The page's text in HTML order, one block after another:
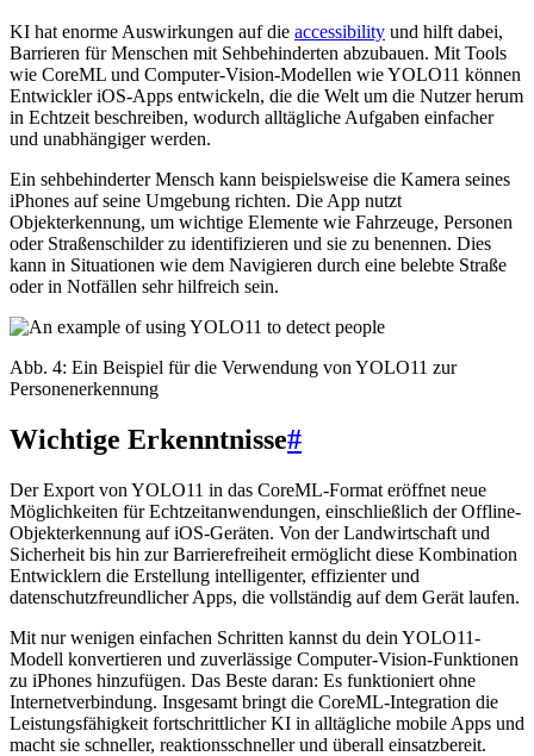
KI hat enorme Auswirkungen auf die accessibility und hilft dabei,
Barrieren für Menschen mit Sehbehinderten abzubauen. Mit Tools
wie CoreML und Computer-Vision-Modellen wie YOLO11 können
Entwickler iOS-Apps entwickeln, die die Welt um die Nutzer herum
in Echtzeit beschreiben, wodurch alltägliche Aufgaben einfacher
und unabhängiger werden.
Ein sehbehinderter Mensch kann beispielsweise die Kamera seines
iPhones auf seine Umgebung richten. Die App nutzt
Objekterkennung, um wichtige Elemente wie Fahrzeuge, Personen
oder Straßenschilder zu identifizieren und sie zu benennen. Dies
kann in Situationen wie dem Navigieren durch eine belebte Straße
oder in Notfällen sehr hilfreich sein.
Abb. 4: Ein Beispiel für die Verwendung von YOLO11 zur
Personenerkennung
Wichtige Erkenntnisse#
Der Export von YOLO11 in das CoreML-Format eröffnet neue
Möglichkeiten für Echtzeitanwendungen, einschließlich der Offline-
Objekterkennung auf iOS-Geräten. Von der Landwirtschaft und
Sicherheit bis hin zur Barrierefreiheit ermöglicht diese Kombination
Entwicklern die Erstellung intelligenter, effizienter und
datenschutzfreundlicher Apps, die vollständig auf dem Gerät laufen.
Mit nur wenigen einfachen Schritten kannst du dein YOLO11-
Modell konvertieren und zuverlässige Computer-Vision-Funktionen
zu iPhones hinzufügen. Das Beste daran: Es funktioniert ohne
Internetverbindung. Insgesamt bringt die CoreML-Integration die
Leistungsfähigkeit fortschrittlicher KI in alltägliche mobile Apps und
macht sie schneller, reaktionsschneller und überall einsatzbereit.